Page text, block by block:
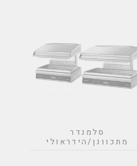
סלמנדר
מתכוונן/הידראולי